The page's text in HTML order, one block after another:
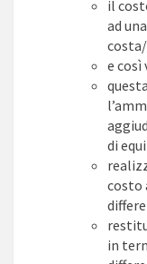
il
ad
e così
di
costo
in